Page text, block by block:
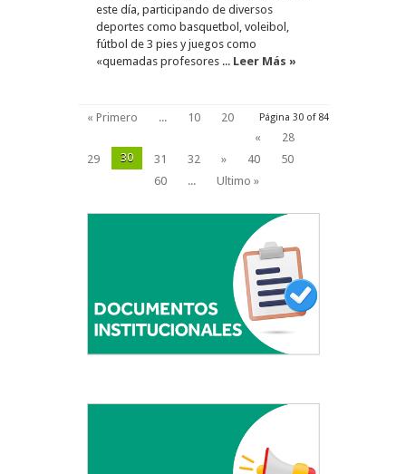
este día, participando de diversos
deportes como basquetbol, voleibol,
fútbol de 3 pies y juegos como
«quemadas profesores ... Leer Más »
Página 30 of 84
« Primero ... 10
20
«
28
29
30 31 32 » 40
50
60
... Ultimo »